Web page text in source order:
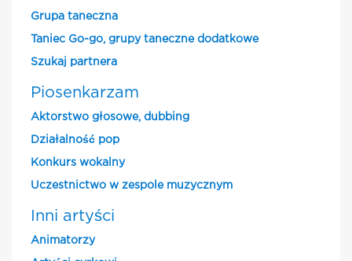
Grupa taneczna
Taniec Go-go, grupy taneczne dodatkowe
Szukaj partnera
Piosenkarzam
Aktorstwo głosowe, dubbing
Działalność pop
Konkurs wokalny
Uczestnictwo w zespole muzycznym
Inni artyści
Animatorzy